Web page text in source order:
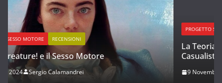
PROGETTO SESSO MOTORE SM2 PUBBLICAZIONE INTEGRALE
La Teoria dell’Amore Romantico e dell’Amore
Casualistico
9 Novembre 2022 Sergio Calamandrei